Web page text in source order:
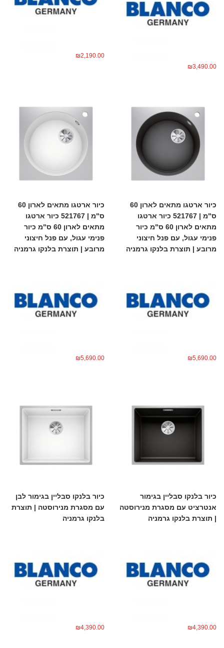
₪3,490.00
₪2,190.00
כיור ארטגו מתאים לארון 60
ס"מ | 521767 כיור ארטגו
מתאים לארון 60 ס"מ כיור
פנימי עגול, עם פנל חיצוני
מרובע | תוצרת בלנקו גרמניה
₪5,690.00
כיור ארטגו מתאים לארון 60
ס"מ | 521767 כיור ארטגו
מתאים לארון 60 ס"מ כיור
פנימי עגול, עם פנל חיצוני
מרובע | תוצרת בלנקו גרמניה
₪5,690.00
כיור בלנקו סבליין בגימור
אנטרציט עם מסגרת מנירוסטה
| תוצרת בלנקו גרמניה
₪4,390.00
כיור בלנקו סבליין בגימור לבן
עם מסגרת מנירוסטה | תוצרת
בלנקו גרמניה
₪4,390.00